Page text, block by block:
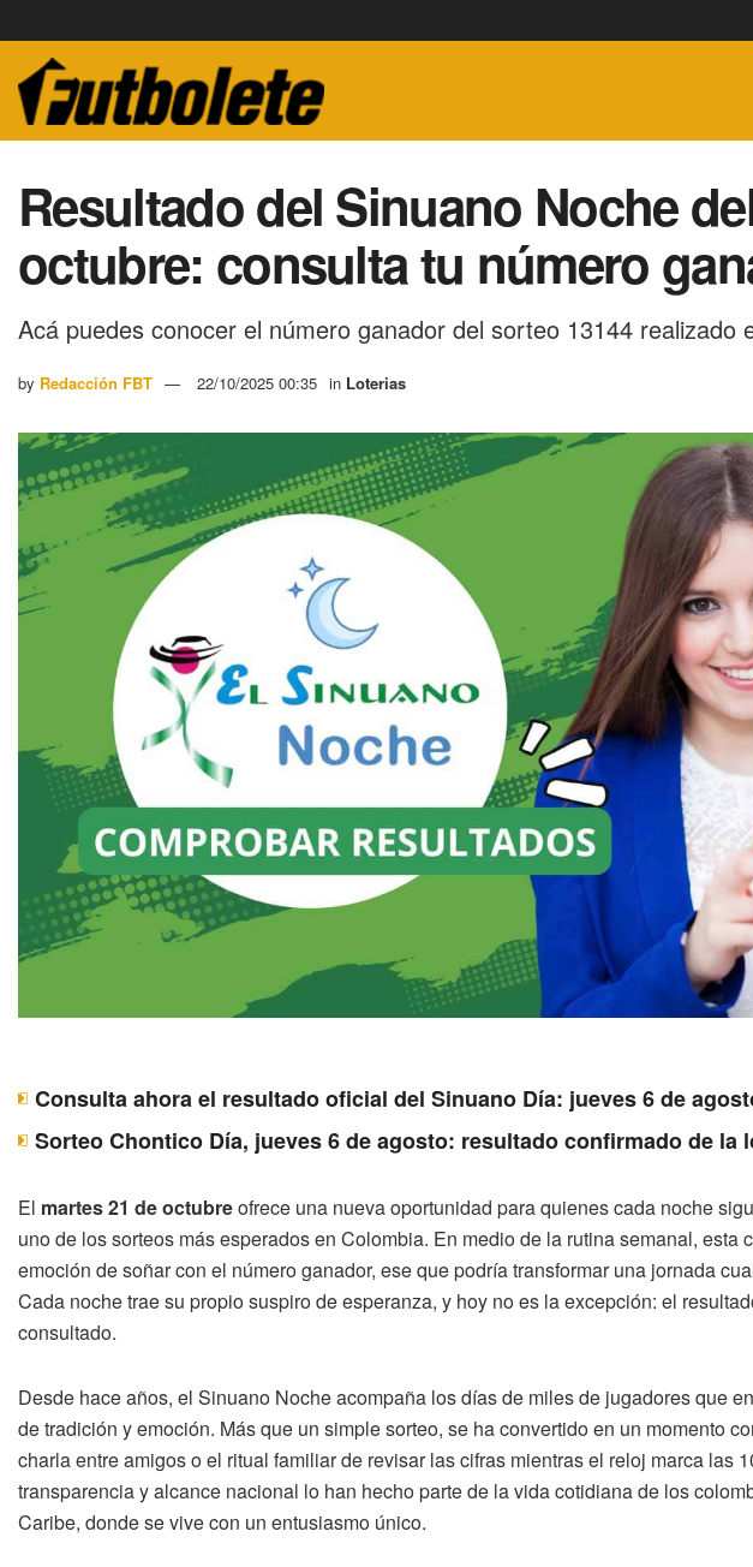
Resultado del Sinuano Noche
octubre: consulta tu número
Acá puedes conocer el número ganador del sorteo 13144 realizado
by Redacción FBT 22/10/2025 00:35 in Loterias
Consulta ahora el resultado oficial del Sinuano Día: jueves 6 de
Sorteo Chontico Día, jueves 6 de agosto: resultado confirmado de la
El martes 21 de octubreofrece una nueva oportunidad para quienes cada noche
uno de los sorteos más esperados en Colombia. En medio de la rutina semanal, esta
emoción de soñar con el número ganador, ese que podría transformar una jornada
Cada noche trae su propio suspiro de esperanza, y hoy no es la excepción: el
consultado.
Desde hace años, el Sinuano Noche acompaña los días de miles de jugadores que
de tradición y emoción. Más que un simple sorteo, se ha convertido en un momento
charla entre amigos o el ritual familiar de revisar las cifras mientras el reloj marca las
transparencia y alcance nacional lo han hecho parte de la vida cotidiana de los
Caribe, donde se vive con un entusiasmo único.